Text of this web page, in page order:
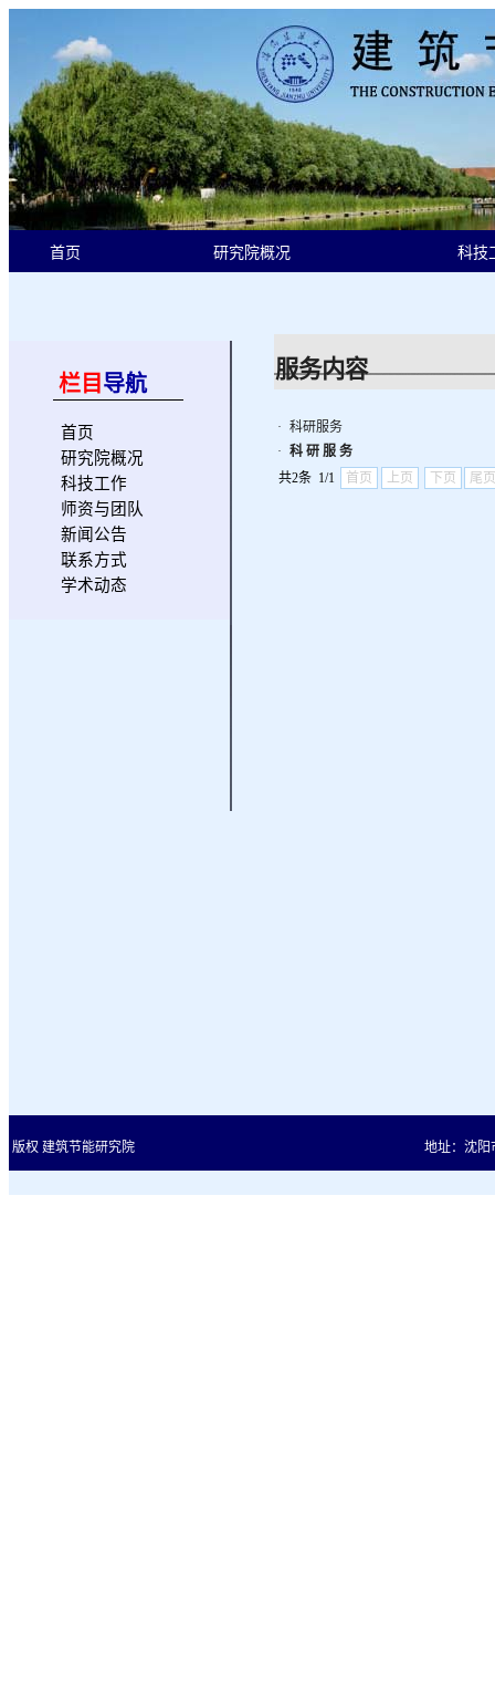
首页 研究院概况 科技
栏目 导航
首页
研究院概况
科技工作
师资与团队
新闻公告
联系方式
学术动态
服务内容
· 科研服务
· 科 研 服 务
共2条 1/1
首页 上页 下页 尾页
版权 建筑节能研究院 地址：沈阳